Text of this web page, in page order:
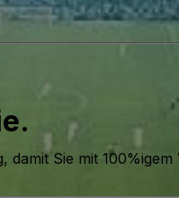
damit Sie mit